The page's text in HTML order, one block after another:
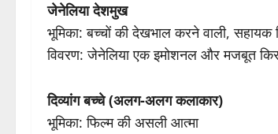
जेनेलिया देशमुख
भूमिका: बच्चों की देखभाल करने वाली, सहायक
विवरण: जेनेलिया एक इमोशनल और मजबूत
दिव्यांग बच्चे (अलग-अलग कलाकार)
भूमिका: फिल्म की असली आत्मा